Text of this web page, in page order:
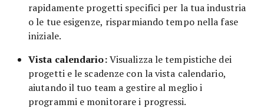
rapidamente progetti specifici per la tua industria
o le tue esigenze, risparmiando tempo nella fase
iniziale.
Vista calendario:Visualizza le tempistiche dei
progetti e le scadenze con la vista calendario,
aiutando il tuo team a gestire al meglio i
programmi e monitorare i progressi.